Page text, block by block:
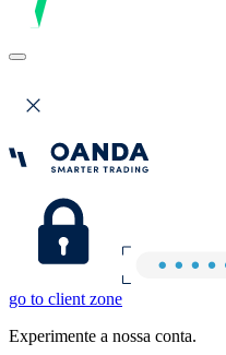
go to client zone
Experimente a nossa conta.